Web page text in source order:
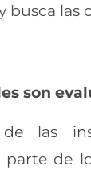
busca
son
las
de